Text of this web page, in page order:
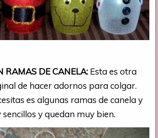
RAMAS DE CANELA: Esta es otra
de hacer adornos para colgar.
es algunas ramas de canela y
sencillos y quedan muy bien.